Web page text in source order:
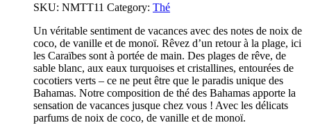
SKU: NMTT11 Category: Thé
Un véritable sentiment de vacances avec des notes de noix de
coco, de vanille et de monoï. Rêvez d’un retour à la plage, ici
les Caraïbes sont à portée de main. Des plages de rêve, de
sable blanc, aux eaux turquoises et cristallines, entourées de
cocotiers verts – ce ne peut être que le paradis unique des
Bahamas. Notre composition de thé des Bahamas apporte la
sensation de vacances jusque chez vous ! Avec les délicats
parfums de noix de coco, de vanille et de monoï.